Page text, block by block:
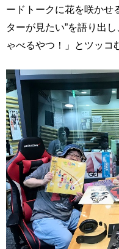
ードトークに花を咲かせ
ターが見たい”を語り出
ゃべるやつ！」とツッコ